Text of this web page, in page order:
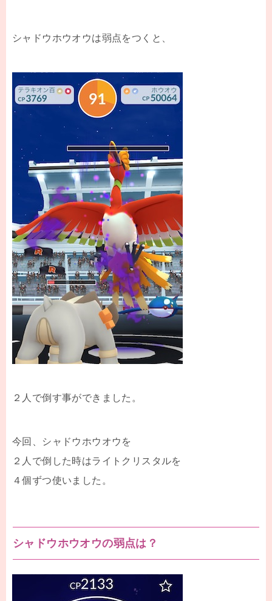
シャドウホウオウは弱点をつくと、
２人で倒す事ができました。
今回、シャドウホウオウを
２人で倒した時はライトクリスタルを
４個ずつ使いました。
シャドウホウオウの弱点は？